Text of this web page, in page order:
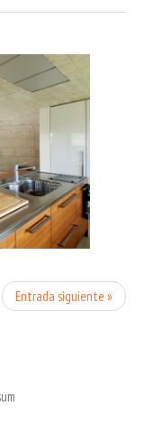
Entrada siguiente »